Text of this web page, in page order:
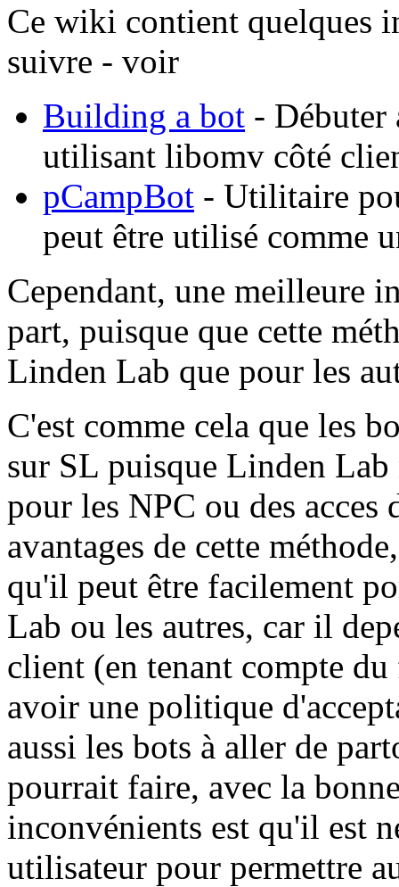
Ce wiki contient quelques
suivre - voir
Building a bot - Débuter
utilisant libomv côté
pCampBot - Utilitaire
peut être utilisé comme
Cependant, une meilleure
part, puisque que cette
Linden Lab que pour les
C'est comme cela que les
sur SL puisque Linden Lab
pour les NPC ou des
avantages de cette
qu'il peut être facilement
Lab ou les autres, car il
client (en tenant compte
avoir une politique
aussi les bots à aller de
pourrait faire, avec la
inconvénients est qu'il est
utilisateur pour permettre